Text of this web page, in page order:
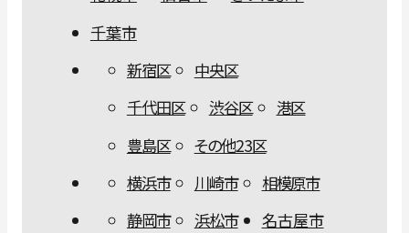
千葉市
新宿区
中央区
千代田区
渋谷区
港区
豊島区
その他23区
横浜市
川崎市
相模原市
静岡市
浜松市
名古屋市